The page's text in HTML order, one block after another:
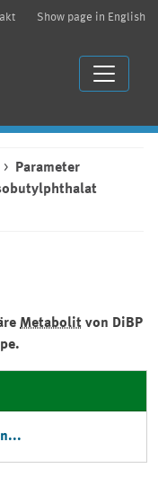
Show page in English
Parameter
Metabolit von DiBP